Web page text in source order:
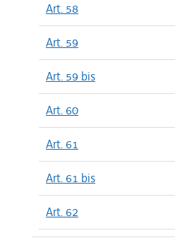
Art. 58
Art. 59
Art. 59 bis
Art. 60
Art. 61
Art. 61 bis
Art. 62